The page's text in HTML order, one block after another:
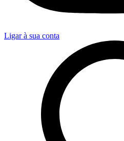
Ligar à sua conta